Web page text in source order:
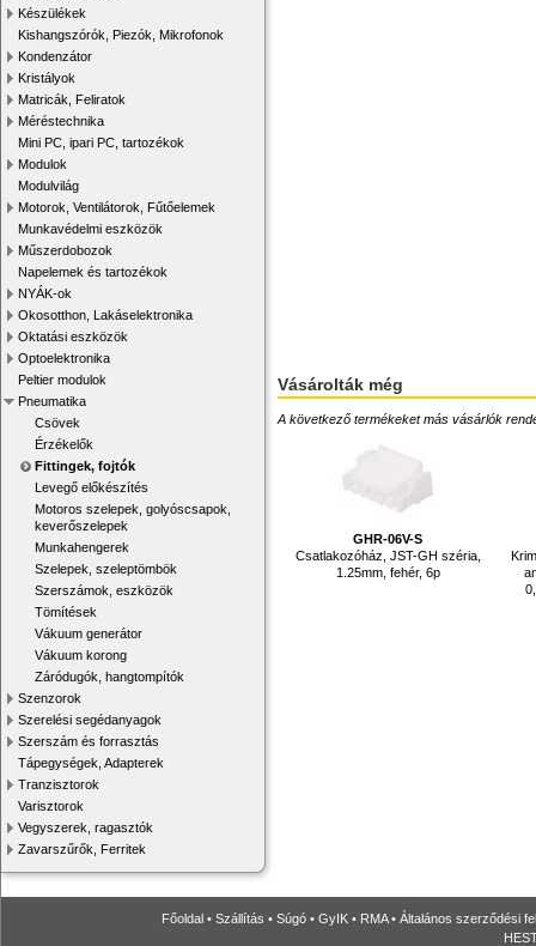
Készülékek
Kishangszórók, Piezók, Mikrofonok
Kondenzátor
Kristályok
Matricák, Feliratok
Méréstechnika
Mini PC, ipari PC, tartozékok
Modulok
Modulvilág
Motorok, Ventilátorok, Fűtőelemek
Munkavédelmi eszközök
Műszerdobozok
Napelemek és tartozékok
NYÁK-ok
Okosotthon, Lakáselektronika
Oktatási eszközök
Optoelektronika
Peltier modulok
Pneumatika
Csövek
Érzékelők
Fittingek, fojtók
Levegő előkészítés
Motoros szelepek, golyóscsapok,
keverőszelepek
Munkahengerek
Szelepek, szeleptömbök
Szerszámok, eszközök
Tömítések
Vákuum generátor
Vákuum korong
Záródugók, hangtompítók
Szenzorok
Szerelési segédanyagok
Szerszám és forrasztás
Tápegységek, Adapterek
Tranzisztorok
Varisztorok
Vegyszerek, ragasztók
Zavarszűrők, Ferritek
Vásárolták még
A következő termékeket más vásárlók
GHR-06V-S
Csatlakozóház, JST-GH széria,
1.25mm, fehér, 6p
Főoldal • Szállítás • Súgó • GyIK • RMA• Általános szerződési